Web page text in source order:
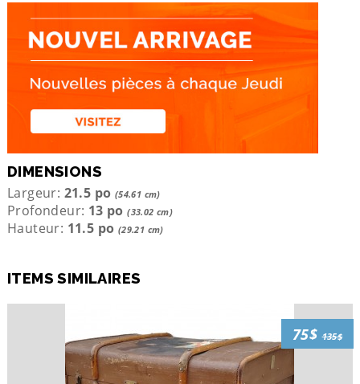
DIMENSIONS
Largeur: 21.5 po (54.61 cm)
Profondeur: 13 po(33.02 cm)
Hauteur: 11.5 po (29.21 cm)
ITEMS SIMILAIRES
75$135$